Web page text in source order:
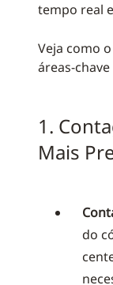
tempo real
Veja como
áreas-
1.
Mais
do